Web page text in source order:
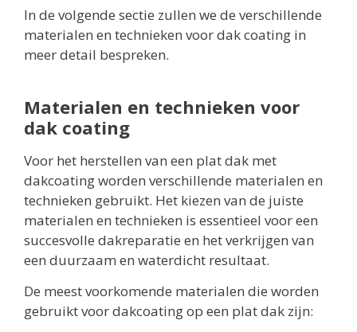
In de volgende sectie zullen we de verschillende
materialen en technieken voor dak coating in
meer detail bespreken.
Materialen en technieken voor
dak coating
Voor het herstellen van een plat dak met
dakcoating worden verschillende materialen en
technieken gebruikt. Het kiezen van de juiste
materialen en technieken is essentieel voor een
succesvolle dakreparatie en het verkrijgen van
een duurzaam en waterdicht resultaat.
De meest voorkomende materialen die worden
gebruikt voor dakcoating op een plat dak zijn: